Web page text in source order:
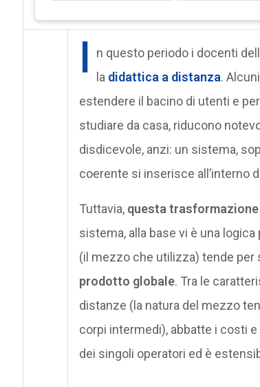
I
n questo periodo i docenti
la didattica a distanza.
estendere il bacino di utenti e per
studiare da casa, riducono
disdicevole, anzi: un sistema,
coerente si inserisce all’interno
Tuttavia, questa trasformazione
sistema, alla base vi è una
(il mezzo che utilizza) tende per
prodotto globale. Tra le
distanze (la natura del mezzo
corpi intermedi), abbatte i costi
dei singoli operatori ed è